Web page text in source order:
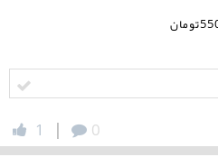
0
|
1